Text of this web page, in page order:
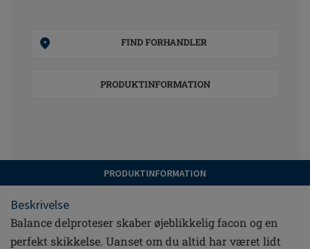
FIND FORHANDLER
PRODUKTINFORMATION
PRODUKTINFORMATION
Beskrivelse
Balance delproteser skaber øjeblikkelig facon og en
perfekt skikkelse. Uanset om du altid har været lidt